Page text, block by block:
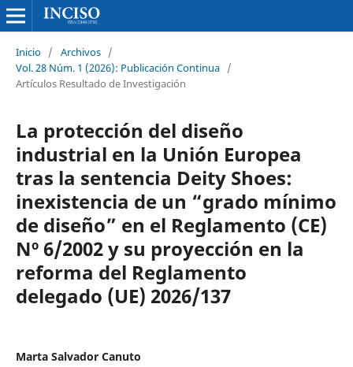
Inicio / Archivos /
Vol. 28 Núm. 1 (2026): Publicación Continua /
Artículos Resultado de Investigación
La protección del diseño
industrial en la Unión Europea
tras la sentencia Deity Shoes:
inexistencia de un “grado mínimo
de diseño” en el Reglamento (CE)
Nº 6/2002 y su proyección en la
reforma del Reglamento
delegado (UE) 2026/137
Marta Salvador Canuto